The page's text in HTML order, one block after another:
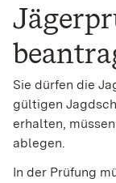
Sie dürfen die
gültigen
erhalten,
ablegen.
In der Prüfung